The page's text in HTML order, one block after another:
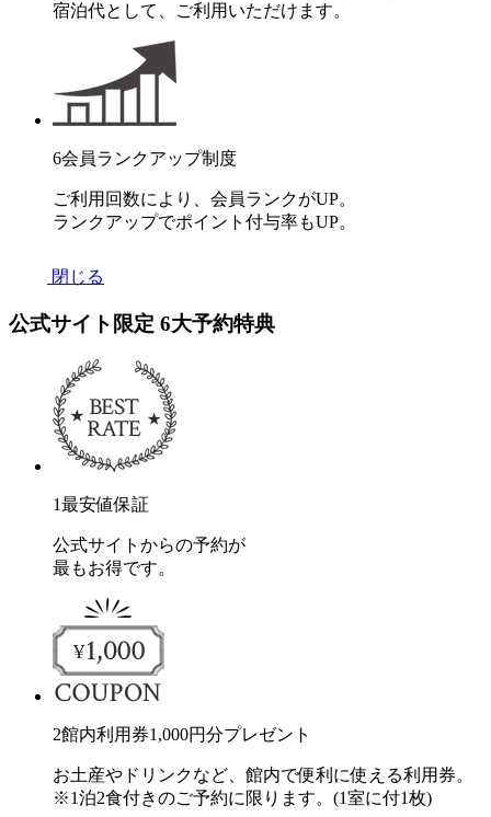
宿泊代として、ご利用いただけます。
6会員ランクアップ制度
ご利用回数により、会員ランクがUP。
ランクアップでポイント付与率もUP。
閉じる
公式サイト限定 6大予約特典
1最安値保証
公式サイトからの予約が
最もお得です。
2館内利用券1,000円分プレゼント
お土産やドリンクなど、館内で便利に使える利用券。
※1泊2食付きのご予約に限ります。(1室に付1枚)